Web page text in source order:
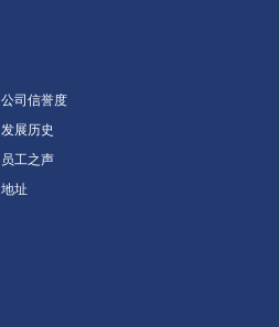
公司信誉度
发展历史
员工之声
地址